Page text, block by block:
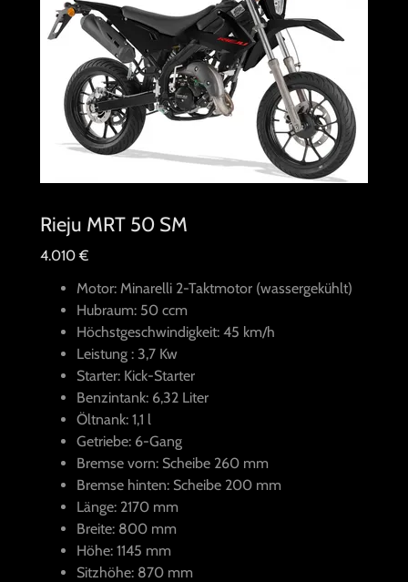
Rieju MRT 50 SM
4.010 €
Motor: Minarelli 2-Taktmotor (wassergekühlt)
Hubraum: 50 ccm
Höchstgeschwindigkeit: 45 km/h
Leistung : 3,7 Kw
Starter: Kick-Starter
Benzintank: 6,32 Liter
Öltnank: 1,1 l
Getriebe: 6-Gang
Bremse vorn: Scheibe 260 mm
Bremse hinten: Scheibe 200 mm
Länge: 2170 mm
Breite: 800 mm
Höhe: 1145 mm
Sitzhöhe: 870 mm